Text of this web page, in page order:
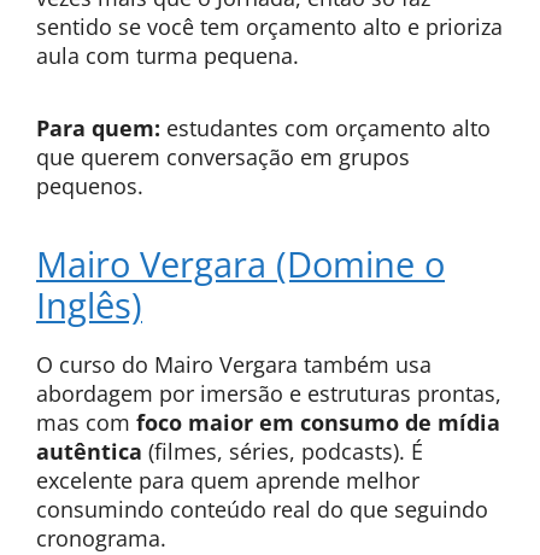
sentido se você tem orçamento alto e prioriza
aula com turma pequena.
Para quem: estudantes com orçamento alto
que querem conversação em grupos
pequenos.
Mairo Vergara (Domine o
Inglês)
O curso do Mairo Vergara também usa
abordagem por imersão e estruturas prontas,
mas com foco maior em consumo de mídia
autêntica (filmes, séries, podcasts). É
excelente para quem aprende melhor
consumindo conteúdo real do que seguindo
cronograma.